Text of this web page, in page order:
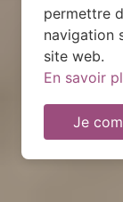
permettre
navigation
site web.
En savoir
Je